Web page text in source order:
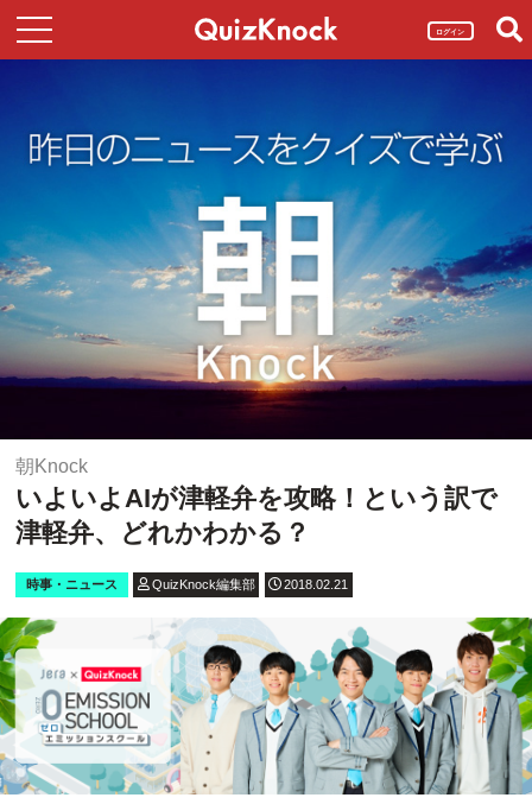
ログイン
朝Knock
いよいよAIが津軽弁を攻略！という訳で
津軽弁、どれかわかる？
時事・ニュース QuizKnock編集部 2018.02.21